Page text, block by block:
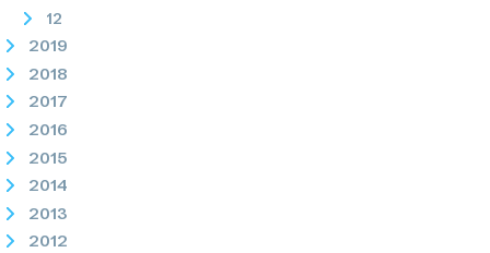
12
2019
2018
2017
2016
2015
2014
2013
2012